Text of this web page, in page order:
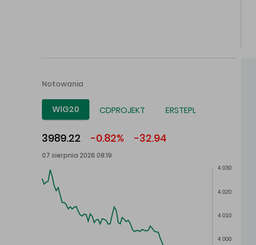
Notowania
WIG20 CDPROJEKT ERSTEPL
3989.22 -0.82% -32.94
07 sierpnia 2026 08:19
4 000
4 010
4 020
4 030